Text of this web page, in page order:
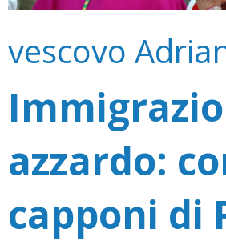
vescovo
azzardo:
capponi di